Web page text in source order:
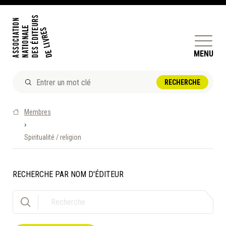
MENU
DOSSIERS ET ENJEUX
ÊTRE ÉDITEUR·TRICE
ET SERVICES AUX MEMBRES
RÉPERTOIRE DES MEMBRES
Membres
›
Spiritualité / religion
RECHERCHE PAR NOM D'ÉDITEUR